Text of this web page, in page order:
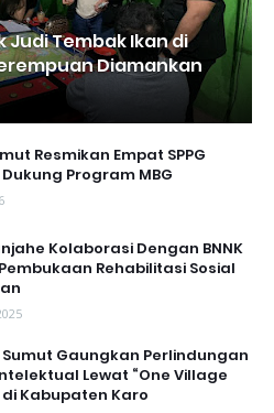
Judi Tembak Ikan di
Diamankan
Resmikan Empat SPPG
Program MBG
Kolaborasi Dengan BNNK
Rehabilitasi Sosial
Gaungkan Perlindungan
Lewat “One Village
di Kabupaten Karo